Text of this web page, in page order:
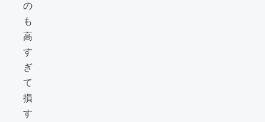
の
も
高
す
ぎ
て
損
す